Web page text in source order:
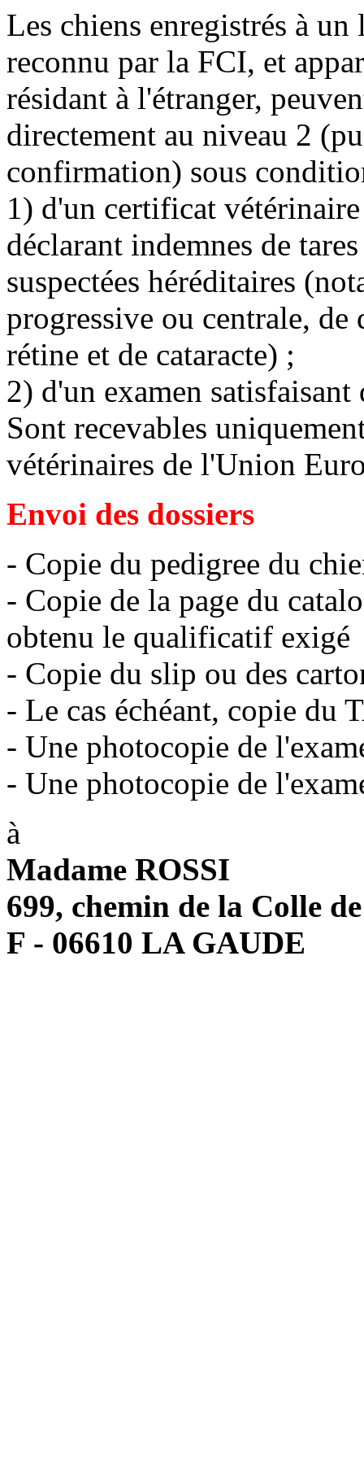
Les chiens enregistrés à
reconnu par la FCI, et
résidant à l'étranger,
directement au niveau 2
confirmation) sous
1) d'un certificat
déclarant indemnes de
suspectées héréditaires
progressive ou centrale,
rétine et de cataracte) ;
2) d'un examen satisfaisant
Sont recevables
vétérinaires de l'Union
Envoi des dossiers
- Copie du pedigree du
- Copie de la page du
obtenu le qualificatif exigé
- Copie du slip ou des
- Le cas échéant, copie du
- Une photocopie de
- Une photocopie de
à
Madame ROSSI
699, chemin de la Colle
F - 06610 LA GAUDE